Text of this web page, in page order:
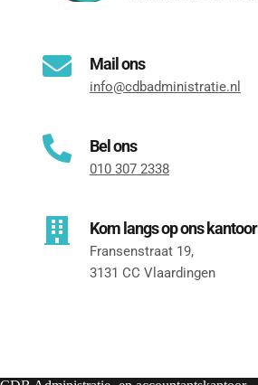
Mail ons
info@cdbadministratie.nl
Bel ons
010 307 2338
Kom langs op ons kantoor
Fransenstraat 19,
3131 CC Vlaardingen